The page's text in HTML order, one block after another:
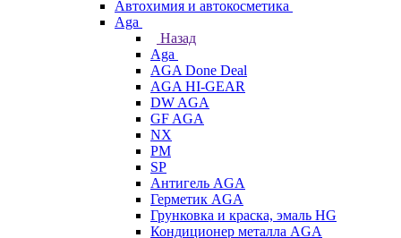
Автохимия и автокосметика
Aga
Назад
Aga
AGA Done Deal
AGA HI-GEAR
DW AGA
GF AGA
NX
PM
SP
Антигель AGA
Герметик AGA
Грунковка и краска, эмаль HG
Кондиционер металла AGA